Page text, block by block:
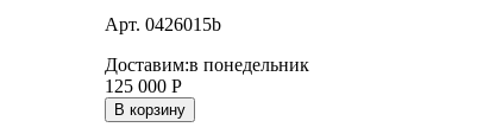
Арт. 0426015b
Доставим:в понедельник
125 000 Р
В корзину